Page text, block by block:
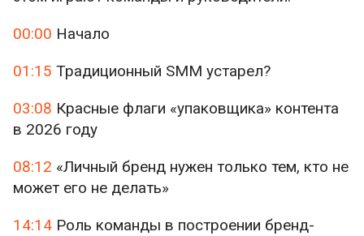
00:00 Начало
01:15 Традиционный SMM устарел?
03:08 Красные флаги «упаковщика» контента
в 2026 году
08:12 «Личный бренд нужен только тем, кто не
может его не делать»
14:14 Роль команды в построении бренд-